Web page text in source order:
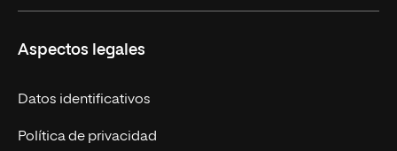
Cursos Europeos
Títulos Americanos
Alianza Newman
Nuestros alumnos
Únete a nosotros
Actualidad
Aspectos legales
Datos identificativos
Política de privacidad